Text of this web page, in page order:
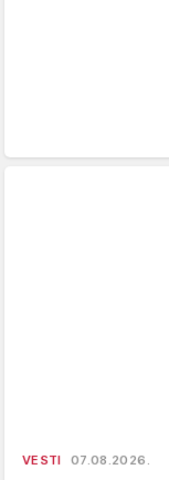
VESTI 07.08.2026.